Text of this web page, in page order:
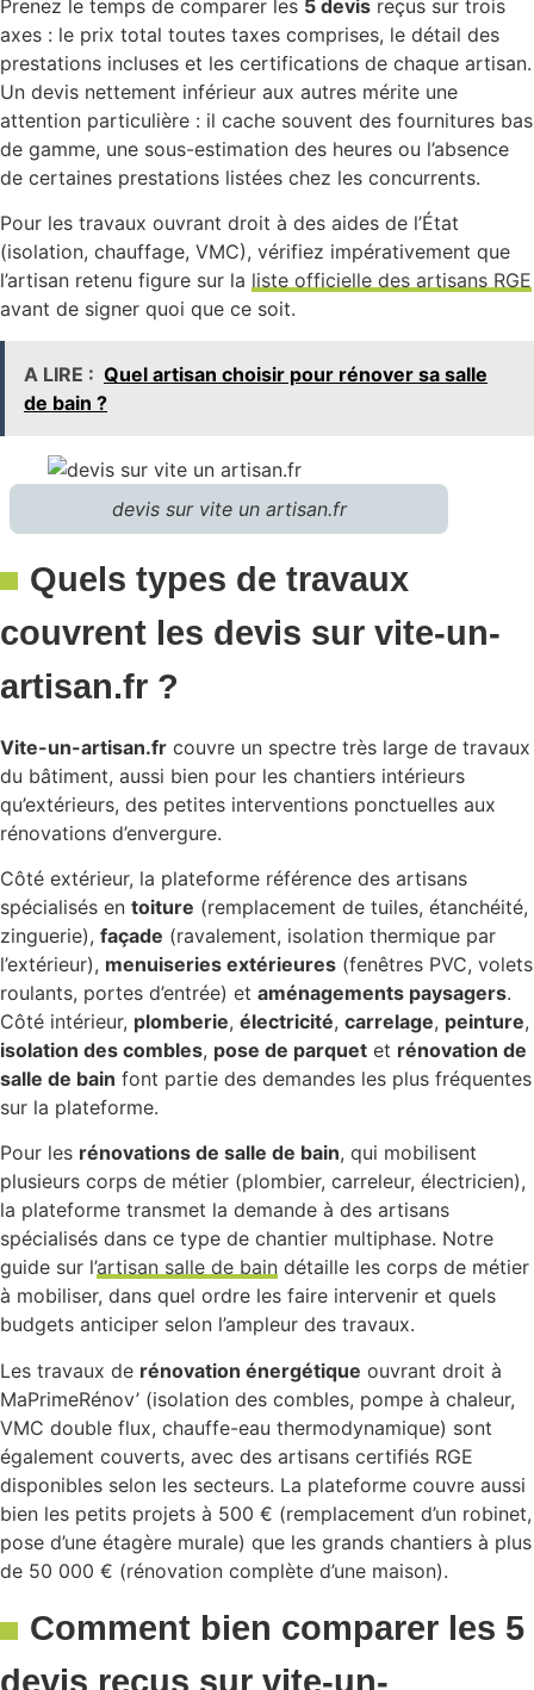
Prenez le temps de comparer les 5 devis reçus sur trois
axes : le prix total toutes taxes comprises, le détail des
prestations incluses et les certifications de chaque artisan.
Un devis nettement inférieur aux autres mérite une
attention particulière : il cache souvent des fournitures bas
de gamme, une sous-estimation des heures ou l’absence
de certaines prestations listées chez les concurrents.
Pour les travaux ouvrant droit à des aides de l’État
(isolation, chauffage, VMC), vérifiez impérativement que
l’artisan retenu figure sur la liste officielle des artisans RGE
avant de signer quoi que ce soit.
A LIRE : Quel artisan choisir pour rénover sa salle
de bain ?
devis sur vite un artisan.fr
Quels types de travaux
couvrent les devis sur vite-un-
artisan.fr ?
Vite-un-artisan.fr couvre un spectre très large de travaux
du bâtiment, aussi bien pour les chantiers intérieurs
qu’extérieurs, des petites interventions ponctuelles aux
rénovations d’envergure.
Côté extérieur, la plateforme référence des artisans
spécialisés en toiture (remplacement de tuiles, étanchéité,
zinguerie), façade (ravalement, isolation thermique par
l’extérieur), menuiseries extérieures (fenêtres PVC, volets
roulants, portes d’entrée) et aménagements paysagers.
Côté intérieur, plomberie, électricité, carrelage, peinture,
isolation des combles, pose de parquet et rénovation de
salle de bain font partie des demandes les plus fréquentes
sur la plateforme.
Pour les rénovations de salle de bain, qui mobilisent
plusieurs corps de métier (plombier, carreleur, électricien),
la plateforme transmet la demande à des artisans
spécialisés dans ce type de chantier multiphase. Notre
guide sur l’artisan salle de bain détaille les corps de métier
à mobiliser, dans quel ordre les faire intervenir et quels
budgets anticiper selon l’ampleur des travaux.
Les travaux de rénovation énergétique ouvrant droit à
MaPrimeRénov’ (isolation des combles, pompe à chaleur,
VMC double flux, chauffe-eau thermodynamique) sont
également couverts, avec des artisans certifiés RGE
disponibles selon les secteurs. La plateforme couvre aussi
bien les petits projets à 500 € (remplacement d’un robinet,
pose d’une étagère murale) que les grands chantiers à plus
de 50 000 € (rénovation complète d’une maison).
Comment bien comparer les 5
devis reçus sur vite-un-